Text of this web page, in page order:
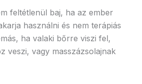
feltétlenül baj, ha az ember
használni és nem terápiás
ha valaki bőrre viszi fel,
veszi, vagy masszázsolajnak